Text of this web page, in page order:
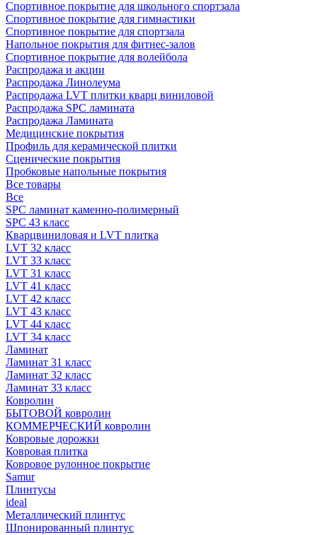
Спортивное покрытие для школьного спортзала
Спортивное покрытие для гимнастики
Спортивное покрытие для спортзала
Напольное покрытия для фитнес-залов
Спортивное покрытие для волейбола
Распродажа и акции
Распродажа Линолеума
Распродажа LVT плитки кварц виниловой
Распродажа SPC ламината
Распродажа Ламината
Медицинские покрытия
Профиль для керамической плитки
Сценические покрытия
Пробковые напольные покрытия
Все товары
Все
SPC ламинат каменно-полимерный
SPC 43 класс
Кварцвиниловая и LVT плитка
LVT 32 класс
LVT 33 класс
LVT 31 класс
LVT 41 класс
LVT 42 класс
LVT 43 класс
LVT 44 класс
LVT 34 класс
Ламинат
Ламинат 31 класс
Ламинат 32 класс
Ламинат 33 класс
Ковролин
БЫТОВОЙ ковролин
КОММЕРЧЕСКИЙ ковролин
Ковровые дорожки
Ковровая плитка
Ковровое рулонное покрытие
Samur
Плинтусы
ideal
Металлический плинтус
Шпонированный плинтус